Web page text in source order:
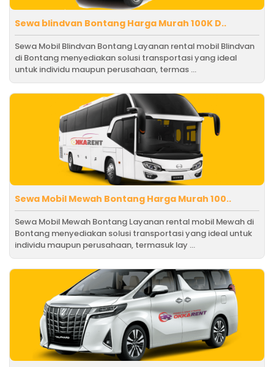
Sewa blindvan Bontang Harga Murah 100K D..
Sewa Mobil Blindvan Bontang Layanan rental mobil Blindvan
di Bontang menyediakan solusi transportasi yang ideal
untuk individu maupun perusahaan, termas ...
Sewa Mobil Mewah Bontang Harga Murah 100..
Sewa Mobil Mewah Bontang Layanan rental mobil Mewah di
Bontang menyediakan solusi transportasi yang ideal untuk
individu maupun perusahaan, termasuk lay ...